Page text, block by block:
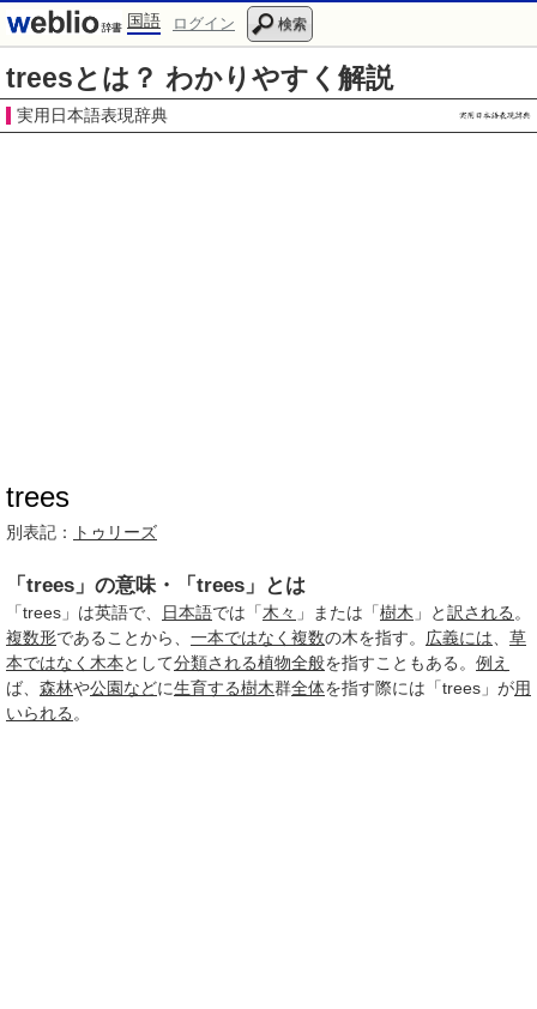
国語 ログイン 検索
treesとは？ わかりやすく解説
実用日本語表現辞典
trees
別表記： トゥリーズ
「trees」の意味・「trees」とは
「trees」は英語で、 日本語では「木々 」または「樹木 」と訳される 。
複数形であることから、 一本ではなく 複数の木を指す。 広義には
草
本ではなく 木本として分類される植物全般を指すこともある。 例え
ば、 森林や公園などに生育する樹木群全体を指す際には「trees」が用
いられる 。